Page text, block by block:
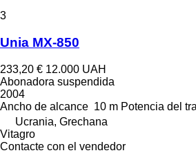
3
Unia MX-850
233,20 € 12.000 UAH
Abonadora suspendida
2004
Ancho de alcance 10 m Potencia del
Ucrania, Grechana
Vitagro
Contacte con el vendedor